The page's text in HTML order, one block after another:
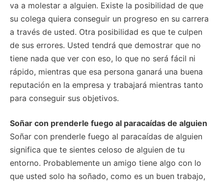
va a molestar a alguien. Existe la posibilidad de que
su colega quiera conseguir un progreso en su carrera
a través de usted. Otra posibilidad es que te culpen
de sus errores. Usted tendrá que demostrar que no
tiene nada que ver con eso, lo que no será fácil ni
rápido, mientras que esa persona ganará una buena
reputación en la empresa y trabajará mientras tanto
para conseguir sus objetivos.
Soñar con prenderle fuego al paracaídas de alguien
Soñar con prenderle fuego al paracaídas de alguien
significa que te sientes celoso de alguien de tu
entorno. Probablemente un amigo tiene algo con lo
que usted solo ha soñado, como es un buen trabajo,